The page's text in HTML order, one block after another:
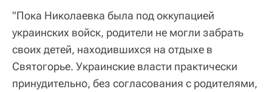
"Пока Николаевка была под оккупацией
украинских войск, родители не могли забрать
своих детей, находившихся на отдыхе в
Святогорье. Украинские власти практически
принудительно, без согласования с родителями,